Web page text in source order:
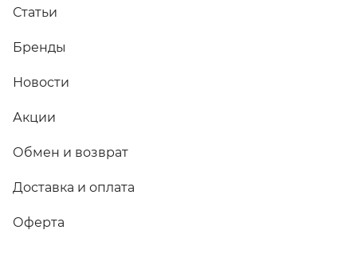
Статьи
Бренды
Новости
Акции
Обмен и возврат
Доставка и оплата
Оферта